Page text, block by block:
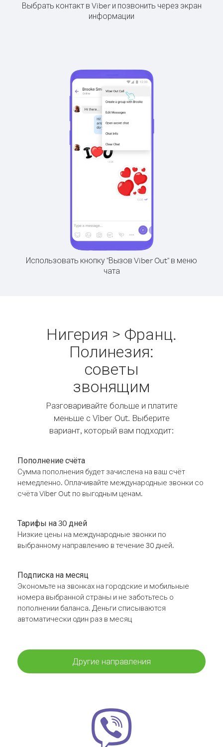
Выбрать контакт в Viber и позвонить через экран
информации
Использовать кнопку "Вызов Viber Out" в меню
чата
Нигерия > Франц.
Полинезия:
советы
звонящим
Разговаривайте больше и платите
меньше с Viber Out. Выберите
вариант, который вам подходит:
Пополнение счёта
Сумма пополнения будет зачислена на ваш счёт
немедленно. Оплачивайте международные звонки со
счёта Viber Out по выгодным ценам.
Тарифы на 30 дней
Низкие цены на международные звонки по
выбранному направлению в течение 30 дней.
Подписка на месяц
Экономьте на звонках на городские и мобильные
номера выбранной страны и не заботьтесь о
пополнении баланса. Деньги списываются
автоматически один раз в месяц
Другие направления